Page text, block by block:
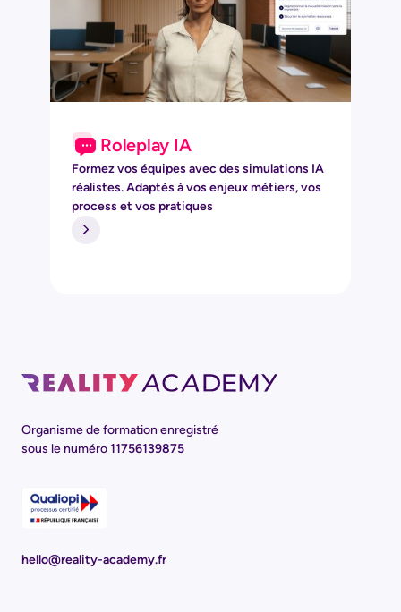
Roleplay IA
Formez vos équipes avec des simulations IA
réalistes. Adaptés à vos enjeux métiers, vos
process et vos pratiques
Télécharger le catalogue
Organisme de formation enregistré
sous le numéro11756139875
hello@reality-academy.fr